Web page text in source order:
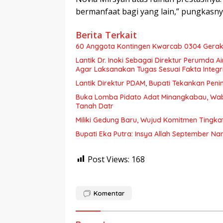
bermanfaat bagi yang lain,”
Berita Terkait
60 Anggota Kontingen Kwarcab 0304
Lantik Dr. Inoki Sebagai Direktur Perumda
Agar Laksanakan Tugas Sesuai Fakta
Lantik Direktur PDAM, Bupati Tekankan
Buka Lomba Pidato Adat Minangkabau,
Tanah Datr
Miliki Gedung Baru, Wujud Komitmen
Bupati Eka Putra: Insya Allah September
Post Views: 168
Komentar